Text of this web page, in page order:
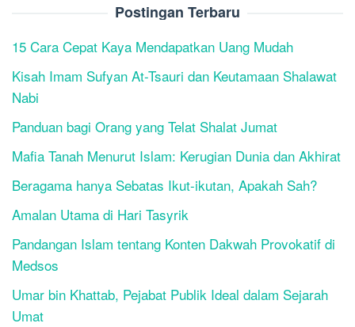
Postingan Terbaru
15 Cara Cepat Kaya Mendapatkan Uang Mudah
Kisah Imam Sufyan At-Tsauri dan Keutamaan Shalawat
Nabi
Panduan bagi Orang yang Telat Shalat Jumat
Mafia Tanah Menurut Islam: Kerugian Dunia dan Akhirat
Beragama hanya Sebatas Ikut-ikutan, Apakah Sah?
Amalan Utama di Hari Tasyrik
Pandangan Islam tentang Konten Dakwah Provokatif di
Medsos
Umar bin Khattab, Pejabat Publik Ideal dalam Sejarah
Umat